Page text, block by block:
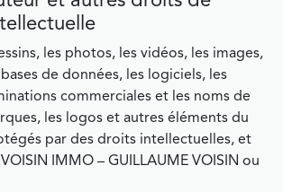
les photos, les vidéos, les images,
de données, les logiciels, les
commerciales et les noms de
les logos et autres éléments du
par des droits intellectuelles, et
IMMO – GUILLAUME VOISIN ou